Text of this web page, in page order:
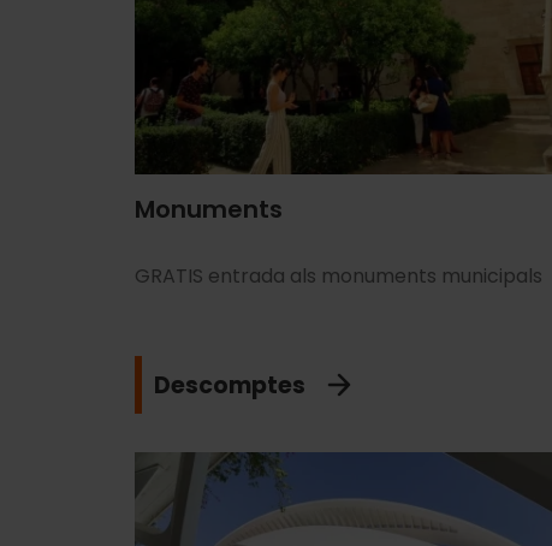
Monuments
GRATIS entrada als monuments municipals
Descomptes